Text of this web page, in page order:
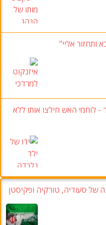
ותחזור אליי"
- לוחמי האש חילצו אותו ללא
של סעודיה, טורקיה ופקיסטן